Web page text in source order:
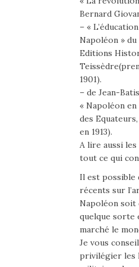
Bernard
– «
Napoléon »
Editions
1901).
– de Jean-
« Napoléon en
des
en 1913).
A lire aussi
tout ce qui
Il est possible
récents sur
Napoléon soit
quelque sorte
marché le
Je vous
privilégier les